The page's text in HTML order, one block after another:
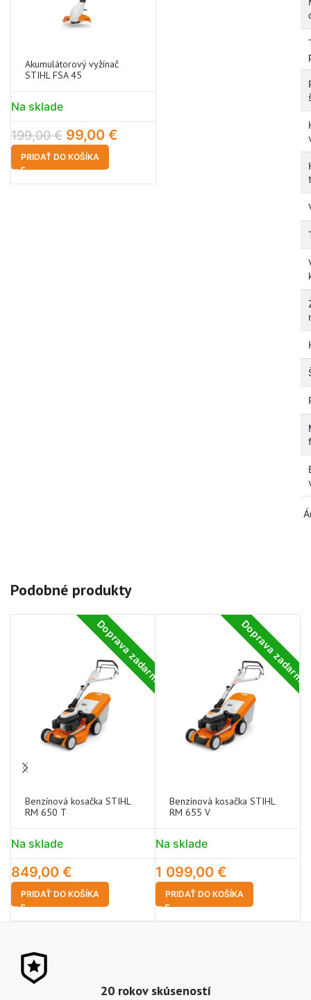
Akumulátorový vyžínač
STIHL FSA 45
Na sklade
199,00€ 99,00 €
PRIDAŤ DO KOŠÍKA
Podobné produkty
Doprava zadarmo
Benzínová kosačka STIHL
RM 650 T
Na sklade
849,00 €
PRIDAŤ DO KOŠÍKA
Doprava zadarmo
Benzínová kosačka STIHL
RM 655 V
Na sklade
1 099,00 €
PRIDAŤ DO KOŠÍKA
-
20 rokov skúseností